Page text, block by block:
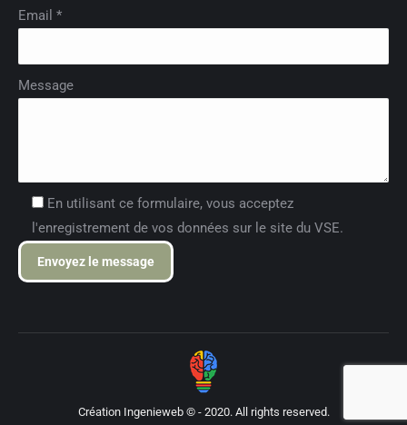
Email *
Message
En utilisant ce formulaire, vous acceptez
l'enregistrement de vos données sur le site du VSE.
Création Ingenieweb © - 2020. All rights reserved.